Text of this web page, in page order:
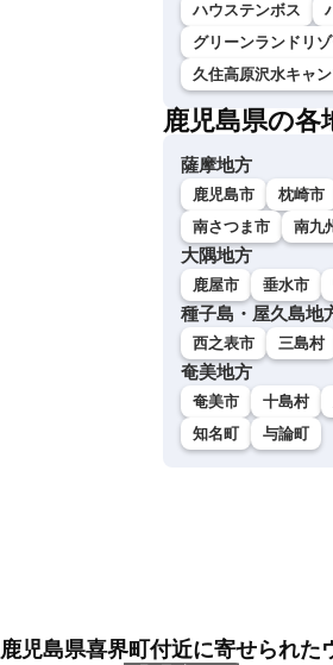
ハウステンボス
グリーンランドリ
久住高原沢水キャ
鹿児島県の各
薩摩地方
鹿児島市 枕崎市
南さつま市
南九
大隅地方
鹿屋市 垂水市
種子島・屋久島地
西之表市 三島村
奄美地方
奄美市 十島村
知名町
与論町
鹿児島県喜界町付近に寄せられた